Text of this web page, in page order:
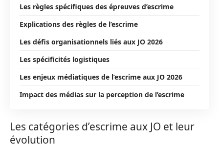
Les règles spécifiques des épreuves d’escrime
Explications des règles de l’escrime
Les défis organisationnels liés aux JO 2026
Les spécificités logistiques
Les enjeux médiatiques de l’escrime aux JO 2026
Impact des médias sur la perception de l’escrime
Les catégories d’escrime aux JO et leur
évolution